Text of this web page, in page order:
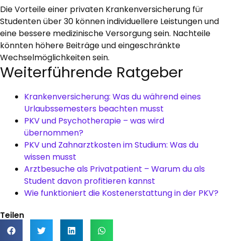
Die Vorteile einer privaten Krankenversicherung für
Studenten über 30 können individuellere Leistungen und
eine bessere medizinische Versorgung sein. Nachteile
könnten höhere Beiträge und eingeschränkte
Wechselmöglichkeiten sein.
Weiterführende Ratgeber
Krankenversicherung: Was du während eines
Urlaubssemesters beachten musst
PKV und Psychotherapie – was wird
übernommen?
PKV und Zahnarztkosten im Studium: Was du
wissen musst
Arztbesuche als Privatpatient – Warum du als
Student davon profitieren kannst
Wie funktioniert die Kostenerstattung in der PKV?
Teilen